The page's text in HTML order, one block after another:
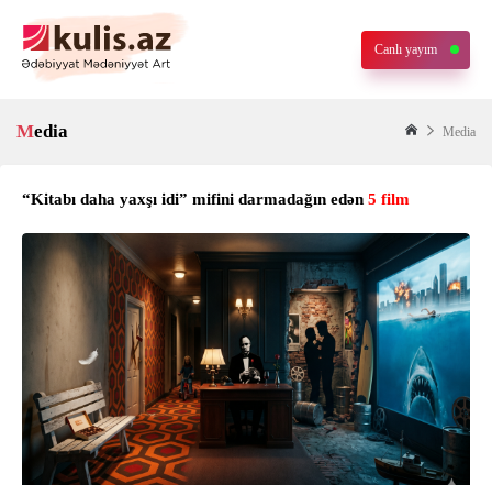
Canlı yayım
Media Media
“Kitabı daha yaxşı idi” mifini darmadağın edən 5 film